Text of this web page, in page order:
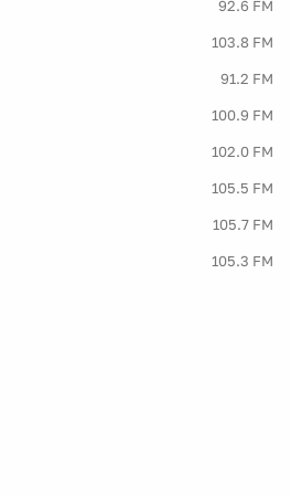
92.6 FM
103.8 FM
91.2 FM
100.9 FM
102.0 FM
105.5 FM
105.7 FM
105.3 FM